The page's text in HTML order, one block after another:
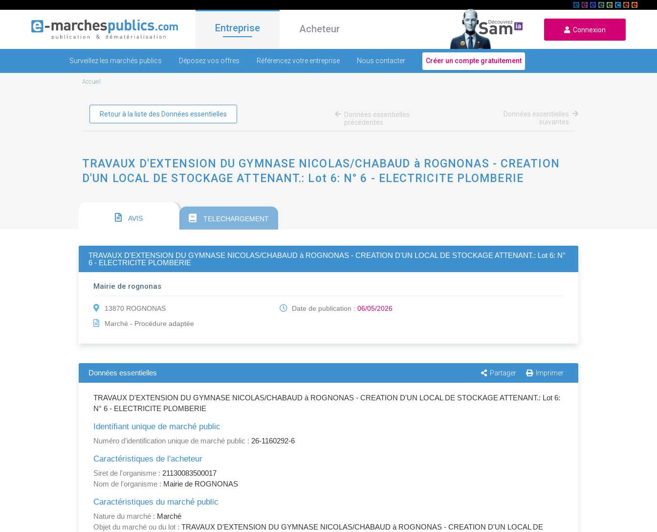
Entreprise Acheteur Connexion
Surveillez les marchés publics Déposez vos offres Référencez votre entreprise Nous contacter Créer un compte gratuitement
Accueil
Retour à la liste des Données essentielles
Données essentielles
précédentes
Données essentielles
suivantes
TRAVAUX D'EXTENSION DU GYMNASE NICOLAS/CHABAUD à ROGNONAS - CREATION
D'UN LOCAL DE STOCKAGE ATTENANT.: Lot 6: N° 6 - ELECTRICITE PLOMBERIE
AVIS TELECHARGEMENT
TRAVAUX D'EXTENSION DU GYMNASE NICOLAS/CHABAUD à ROGNONAS - CREATION D'UN LOCAL DE STOCKAGE ATTENANT.: Lot 6: N°
6 - ELECTRICITE PLOMBERIE
Mairie de rognonas
13870 ROGNONAS
Marché - Procédure adaptée
Date de publication :06/05/2026
Données essentielles Partager Imprimer
TRAVAUX D'EXTENSION DU GYMNASE NICOLAS/CHABAUD à ROGNONAS - CREATION D'UN LOCAL DE STOCKAGE ATTENANT.: Lot 6:
N° 6 - ELECTRICITE PLOMBERIE
Identifiant unique de marché public
Numéro d'identification unique de marché public : 26-1160292-6
Caractéristiques de l'acheteur
Siret de l'organisme : 21130083500017
Nom de l'organisme : Mairie de ROGNONAS
Caractéristiques du marché public
Nature du marché : Marché
Objet du marché ou du lot : TRAVAUX D'EXTENSION DU GYMNASE NICOLAS/CHABAUD à ROGNONAS - CREATION D'UN LOCAL DE